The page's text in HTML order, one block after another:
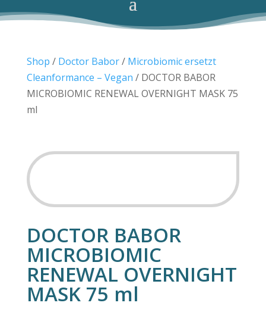
Shop / Doctor Babor/ Microbiomic ersetzt
Cleanformance – Vegan / DOCTOR BABOR
MICROBIOMIC RENEWAL OVERNIGHT MASK 75
ml
DOCTOR BABOR
MICROBIOMIC
RENEWAL OVERNIGHT
MASK 75 ml